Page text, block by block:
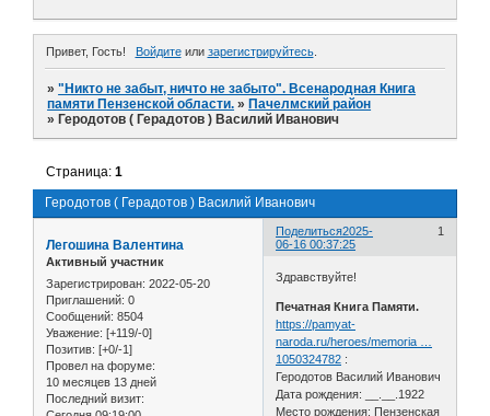
Привет, Гость! Войдитеили зарегистрируйтесь.
»"Никто не забыт, ничто не забыто". Всенародная Книга
памяти Пензенской области. » Пачелмский район
» Геродотов ( Герадотов ) Василий Иванович
Геродотов ( Герадотов ) Василий Иванович
Страница:1
Поделиться 1
2025-
06-16 00:37:25
Легошина Валентина
Активный участник
Зарегистрирован: 2022-05-20
Приглашений: 0
Сообщений: 8504
Уважение: [+119/-0]
Позитив: [+0/-1]
Провел на форуме:
10 месяцев 13 дней
Последний визит:
Здравствуйте!
Печатная Книга Памяти.
https://pamyat-
naroda.ru/heroes/memoria …
1050324782 :
Геродотов Василий Иванович
Дата рождения: __.__.1922
Место рождения: Пензенская